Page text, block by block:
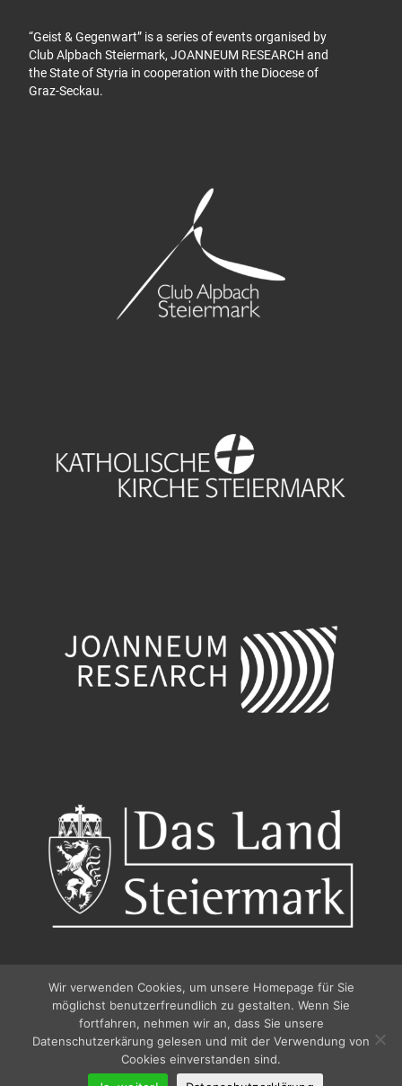
“Geist & Gegenwart” is a series of events organised by
Club Alpbach Steiermark, JOANNEUM RESEARCH and
the State of Styria in cooperation with the Diocese of
Graz-Seckau.
Pfingstdialog 2026 – Alle Rechte vorbehalten
IMPRESSUM / IMPRINT
Wir verwenden Cookies, um unsere Homepage für Sie
möglichst benutzerfreundlich zu gestalten. Wenn Sie
fortfahren, nehmen wir an, dass Sie unsere
Datenschutzerkärung gelesen und mit der Verwendung von
Cookies einverstanden sind.